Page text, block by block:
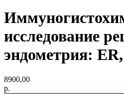
исследование
эндометрия:
8900,00
р.